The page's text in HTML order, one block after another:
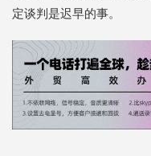
定谈判是迟早的事。